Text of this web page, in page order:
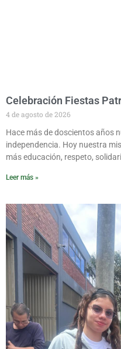
Celebración Fiestas
4 de agosto de 2026
Hace más de doscientos años
independencia. Hoy nuestra
más educación, respeto,
Leer más »